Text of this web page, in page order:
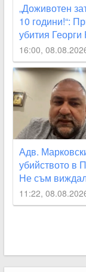
„Доживотен
10 години!“:
убития Георги
призив за
закона
16:00,
Адв.
убийството в
Не съм
подобна
години са
11:22,